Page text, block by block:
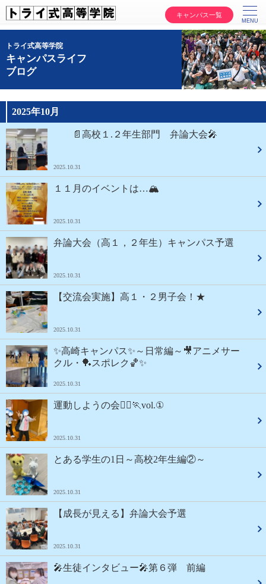
キャンパス一覧
トライ式高等学院
キャンパスライフ
ブログ
2025年10月
📄高校１.２年生部門 弁論大会🎤
2025.10.31
１１月のイベントは…🏔
2025.10.31
弁論大会（高１，２年生）キャンパス予選
2025.10.31
【交流会実施】高１・２男子会！★
2025.10.31
✨高崎キャンパス✨～日常編～🎥アニメサー
クル・🏓スポレク🏀✨
2025.10.31
運動しようの会🏃‍♂️🏃vol.①
2025.10.31
とある学生の1日～高校2年生編②～
2025.10.31
【成長が見える】弁論大会予選
2025.10.31
🎤生徒インタビュー🎤第６弾 前編